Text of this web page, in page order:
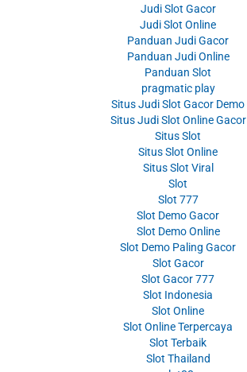
Judi Slot Gacor
Judi Slot Online
Panduan Judi Gacor
Panduan Judi Online
Panduan Slot
pragmatic play
Situs Judi Slot Gacor Demo
Situs Judi Slot Online Gacor
Situs Slot
Situs Slot Online
Situs Slot Viral
Slot
Slot 777
Slot Demo Gacor
Slot Demo Online
Slot Demo Paling Gacor
Slot Gacor
Slot Gacor 777
Slot Indonesia
Slot Online
Slot Online Terpercaya
Slot Terbaik
Slot Thailand